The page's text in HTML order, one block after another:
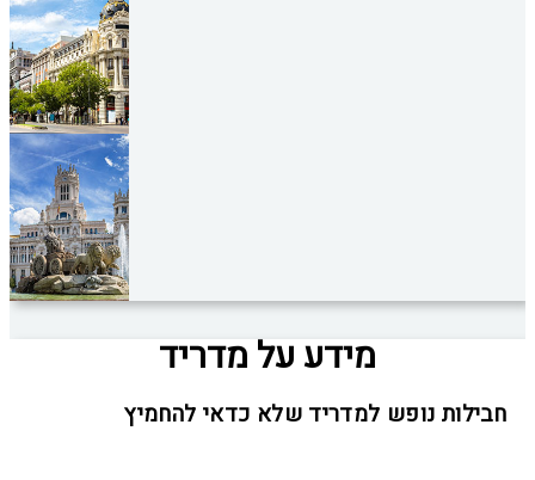
מידע על מדריד
חבילות נופש למדריד שלא כדאי להחמיץ